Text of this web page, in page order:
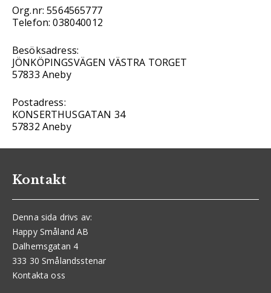
Org.nr: 5564565777
Telefon: 038040012
Besöksadress:
JÖNKÖPINGSVÄGEN VÄSTRA TORGET
57833 Aneby
Postadress:
KONSERTHUSGATAN 34
57832 Aneby
Kontakt
Denna sida drivs av:
Happy Småland AB
Dalhemsgatan 4
333 30 Smålandsstenar
Kontakta oss